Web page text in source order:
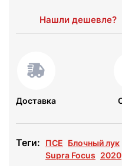
Нашли дешевле?
Доставка
Теги: ПСЕ Блочный лук
Supra Focus 2020